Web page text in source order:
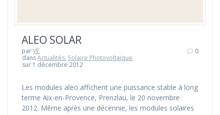
ALEO SOLAR
parVE
dansActualités, Solaire Photovoltaïque
sur 1 décembre 2012
0
Les modules aleo affichent une puissance stable à long
terme Aix-en-Provence, Prenzlau, le 20 novembre
2012. Même après une décennie, les modules solaires